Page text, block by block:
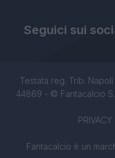
Seguici sui
Testata reg. Trib.
44869 - © Fantacalcio
PRIVACY|
Fantacalcio è un